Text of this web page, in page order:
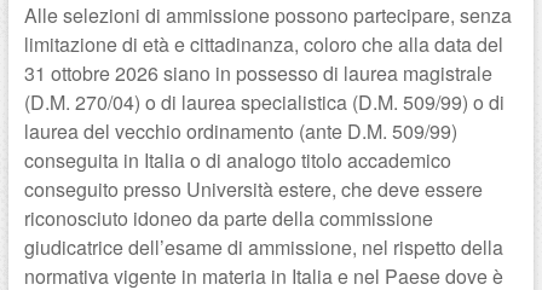
Alle selezioni di ammissione possono partecipare, senza
limitazione di età e cittadinanza, coloro che alla data del
31 ottobre 2026 siano in possesso di laurea magistrale
(D.M. 270/04) o di laurea specialistica (D.M. 509/99) o di
laurea del vecchio ordinamento (ante D.M. 509/99)
conseguita in Italia o di analogo titolo accademico
conseguito presso Università estere, che deve essere
riconosciuto idoneo da parte della commissione
giudicatrice dell’esame di ammissione, nel rispetto della
normativa vigente in materia in Italia e nel Paese dove è